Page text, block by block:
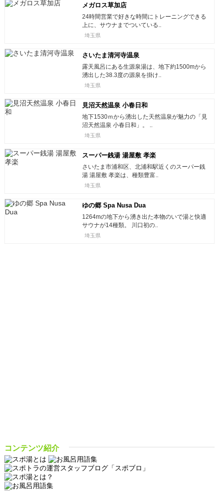
メガロス草加店
24時間営業で好きな時間にトレーニングできる
上に、サウナまでついている..
埼玉県
さいたま清河寺温泉
露天風呂にある生源泉湯は、地下約1500mから
湧出した38.3度の源泉を掛け..
埼玉県
見沼天然温泉 小春日和
地下1530ｍから湧出した天然温泉が魅力の「見
沼天然温泉 小春日和」。 ..
埼玉県
スーパー銭湯 湯屋敷 孝楽
さいたま市浦和区、北浦和駅近くのスーパー銭
湯 湯屋敷 孝楽は、種類豊富..
埼玉県
ゆの郷 Spa Nusa Dua
1264mの地下から湧き出た本物のいで湯と快適
サウナが14種類。 川口初の..
埼玉県
コンテンツ紹介